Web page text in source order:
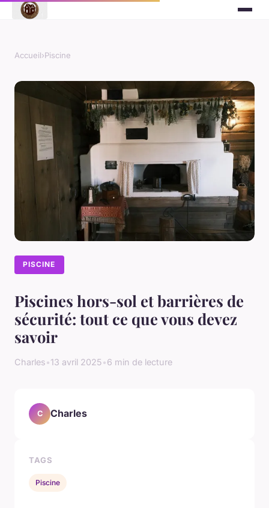
Accueil›Piscine
PISCINE
Piscines hors-sol et barrières de
sécurité: tout ce que vous devez
savoir
Charles•13 avril 2025•6 min de lecture
C Charles
TAGS
Piscine